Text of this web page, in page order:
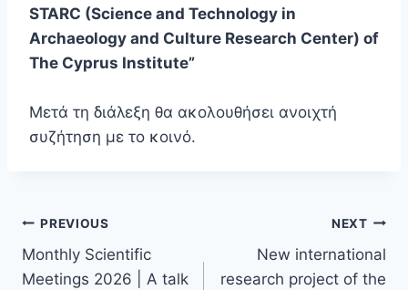
STARC (Science and Technology in
Archaeology and Culture Research Center) of
The Cyprus Institute”
Μετά τη διάλεξη θα ακολουθήσει ανοιχτή
συζήτηση με το κοινό.
Post
navigation
PREVIOUS
Monthly Scientific
Meetings 2026 | A talk
NEXT
New international
research project of the